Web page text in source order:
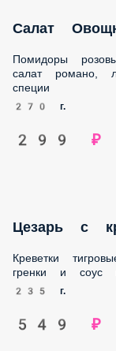
Салат
Помидоры розовые,
романо, лук
270 г.
гренки и соус цезарь
235 г.